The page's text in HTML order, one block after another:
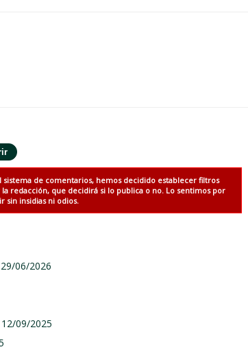
de comentarios, hemos decidido establecer filtros
redacción, que decidirá si lo publica o no. Lo sentimos por
sin insidias ni odios.
06/2026
09/2025